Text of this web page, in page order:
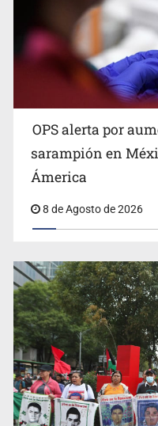
Fallece Jorge Messi,
boleto a los Juegos
OPS alerta por
sarampión en
Ámerica
8 de Agosto de 2026